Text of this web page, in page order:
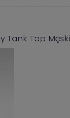
Tank Top Męski